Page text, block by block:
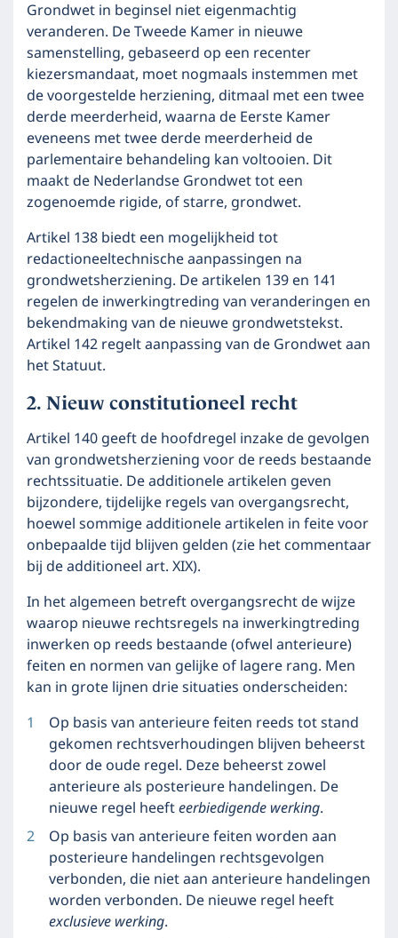
Grondwet in beginsel niet eigenmachtig
veranderen. De Tweede Kamer in nieuwe
samenstelling, gebaseerd op een recenter
kiezersmandaat, moet nogmaals instemmen met
de voorgestelde herziening, ditmaal met een twee
derde meerderheid, waarna de Eerste Kamer
eveneens met twee derde meerderheid de
parlementaire behandeling kan voltooien. Dit
maakt de Nederlandse Grondwet tot een
zogenoemde rigide, of starre, grondwet.
Artikel 138 biedt een mogelijkheid tot
redactioneeltechnische aanpassingen na
grondwetsherziening. De artikelen 139 en 141
regelen de inwerkingtreding van veranderingen en
bekendmaking van de nieuwe grondwetstekst.
Artikel 142 regelt aanpassing van de Grondwet aan
het Statuut.
Nieuw constitutioneel recht
Artikel 140 geeft de hoofdregel inzake de gevolgen
van grondwetsherziening voor de reeds bestaande
rechtssituatie. De additionele artikelen geven
bijzondere, tijdelijke regels van overgangsrecht,
hoewel sommige additionele artikelen in feite voor
onbepaalde tijd blijven gelden (zie het commentaar
bij de additioneel art. XIX).
In het algemeen betreft overgangsrecht de wijze
waarop nieuwe rechtsregels na inwerkingtreding
inwerken op reeds bestaande (ofwel anterieure)
feiten en normen van gelijke of lagere rang. Men
kan in grote lijnen drie situaties onderscheiden:
Op basis van anterieure feiten reeds tot stand
gekomen rechtsverhoudingen blijven beheerst
door de oude regel. Deze beheerst zowel
anterieure als posterieure handelingen. De
nieuwe regel heefteerbiedigende werking.
Op basis van anterieure feiten worden aan
posterieure handelingen rechtsgevolgen
verbonden, die niet aan anterieure handelingen
worden verbonden. De nieuwe regel heeft
exclusieve werking.